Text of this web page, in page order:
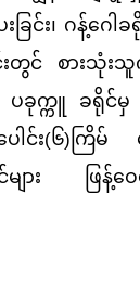
င်း၊ ဂန့်ဂေါခ
းတွင် စားသုံ
း ပခုက္ကူ ခရိုင်မှ
င်း(၆)ကြိမ် ဟ
ျား ဖြန့်ဝေ